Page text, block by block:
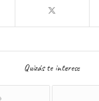
Quizás te interese